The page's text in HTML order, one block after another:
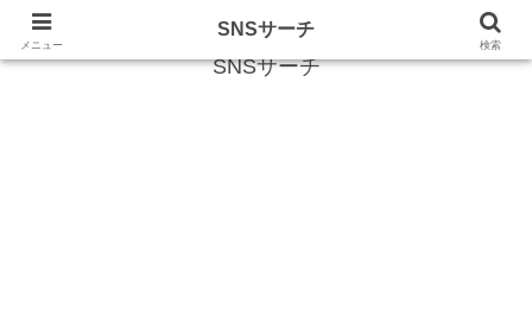
SNSサーチ
メニュー
SNSサーチ
検索